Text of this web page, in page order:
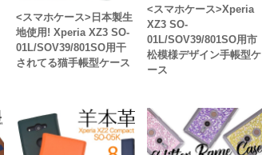
<スマホケース>日本製生
地使用! Xperia XZ3 SO-
01L/SOV39/801SO用干
されてる猫手帳型ケース
<スマホケース>Xperia
XZ3 SO-
01L/SOV39/801SO用市
松模様デザイン手帳型ケ
ース